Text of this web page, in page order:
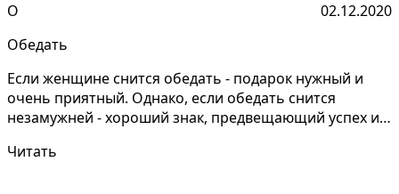
О
02.12.2020
Обедать
Если женщине снится обедать - подарок нужный и
очень приятный. Однако, если обедать снится
незамужней - хороший знак, предвещающий успех и
Читать